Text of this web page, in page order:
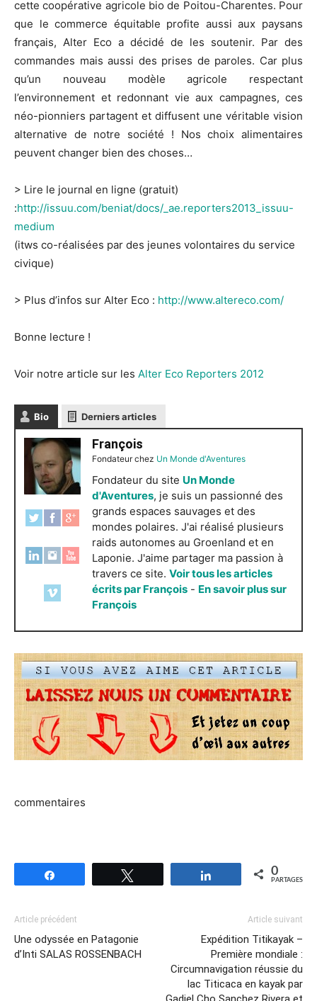
cette coopérative agricole bio de Poitou-Charentes. Pour
que le commerce équitable profite aussi aux paysans
français, Alter Eco a décidé de les soutenir. Par des
commandes mais aussi des prises de paroles. Car plus
qu’un nouveau modèle agricole respectant
l’environnement et redonnant vie aux campagnes, ces
néo-pionniers partagent et diffusent une véritable vision
alternative de notre société ! Nos choix alimentaires
peuvent changer bien des choses…
> Lire le journal en ligne (gratuit)
:http://issuu.com/beniat/docs/_ae.reporters2013_issuu-
medium
(itws co-réalisées par des jeunes volontaires du service
civique)
> Plus d’infos sur Alter Eco : http://www.altereco.com/
Bonne lecture !
Voir notre article sur les Alter Eco Reporters 2012
Bio Derniers articles
François
Fondateurchez Un Monde d'Aventures
Fondateur du site Un Monde
d'Aventures, je suis un passionné des
grands espaces sauvages et des
mondes polaires. J'ai réalisé plusieurs
raids autonomes au Groenland et en
Laponie. J'aime partager ma passion à
travers ce site. Voir tous les articles
écrits par François - En savoir plus sur
François
commentaires
Partagez 0
PARTAGES
Article précédent
Une odyssée en Patagonie
d’Inti SALAS ROSSENBACH
Article suivant
Expédition Titikayak –
Première mondiale :
Circumnavigation réussie du
lac Titicaca en kayak par